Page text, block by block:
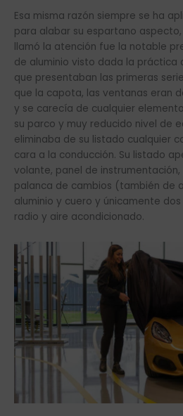
Esa misma razón siempre se ha
para alabar su espartano
llamó la atención fue la notable
de aluminio visto dada la práctica
que presentaban las primeras
que la capota, las ventanas eran
y se carecía de cualquier
su parco y muy reducido nivel de
eliminaba de su listado cualquier
cara a la conducción. Su listado
volante, panel de
palanca de cambios (también de
aluminio y cuero y únicamente
radio y aire acondicionado.